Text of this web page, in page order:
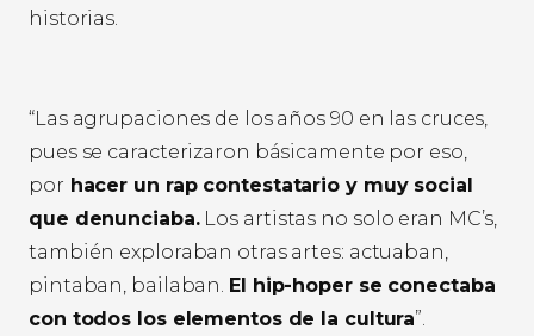
historias.
“Las agrupaciones de los años 90 en las cruces,
pues se caracterizaron básicamente por eso,
por hacer un rap contestatario y muy social
que denunciaba.Los artistas no solo eran MC’s,
también exploraban otras artes: actuaban,
pintaban, bailaban. El hip-hoper se conectaba
con todos los elementos de la cultura”.